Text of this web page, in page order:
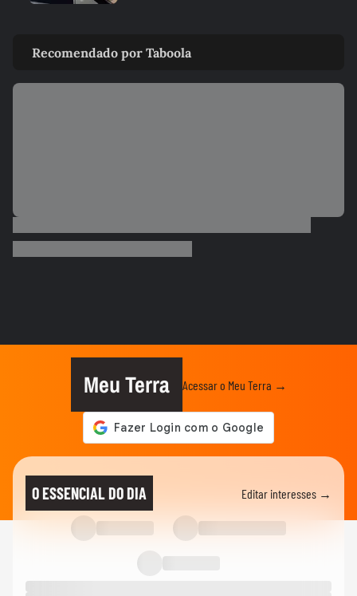
população retorne para casa e...
CIDADES
veículo por policiais...
Tornado atinge cidade do RS pela
segunda semana seguida; veja
Chegada de ciclone provoca granizo e
afeta mais de 100 casas no RS
Vídeo mostra o momento em que pai e
madrasta suspeitos de matar...
Recomendado por Taboola
Meu Terra Acessar o Meu Terra →
O ESSENCIAL DO DIA Editar interesses →